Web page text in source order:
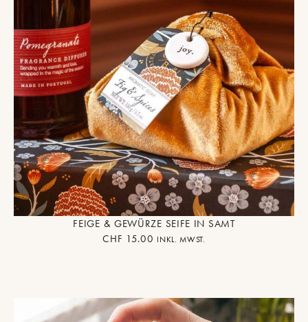
FEIGE & GEWÜRZE SEIFE IN SAMT
CHF 15.00 INKL. MWST.